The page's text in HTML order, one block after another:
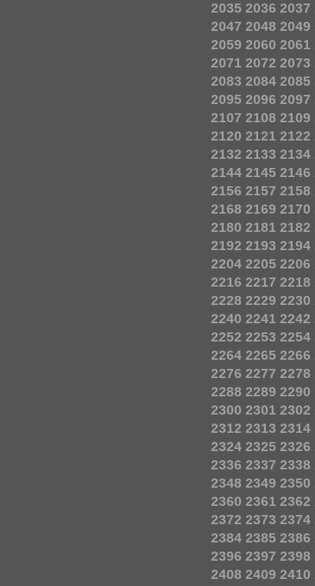
2035 2036 2037
2047 2048 2049
2059 2060 2061
2071 2072 2073
2083 2084 2085
2095 2096 2097
2107 2108 2109
2120 2121 2122
2132 2133 2134
2144 2145 2146
2156 2157 2158
2168 2169 2170
2180 2181 2182
2192 2193 2194
2204 2205 2206
2216 2217 2218
2228 2229 2230
2240 2241 2242
2252 2253 2254
2264 2265 2266
2276 2277 2278
2288 2289 2290
2300 2301 2302
2312 2313 2314
2324 2325 2326
2336 2337 2338
2348 2349 2350
2360 2361 2362
2372 2373 2374
2384 2385 2386
2396 2397 2398
2408 2409 2410